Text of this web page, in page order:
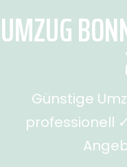
UMZUG
Günstige
professionell